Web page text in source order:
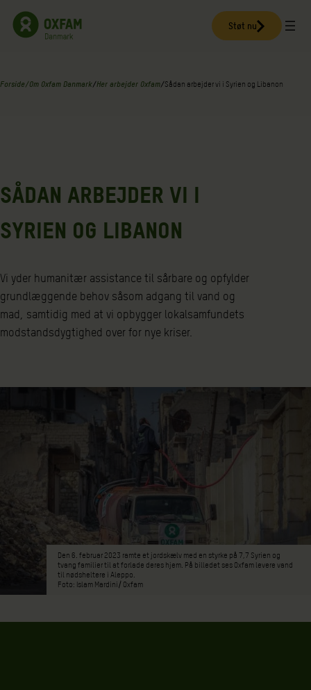
Spring
Støt nu
Forside/Om Oxfam Danmark/Her arbejder Oxfam/Sådan arbejder vi i Syrien og Libanon
SÅDAN ARBEJDER VI I
SYRIEN OG LIBANON
Vi yder humanitær assistance til sårbare og opfylder
grundlæggende behov såsom adgang til vand og
mad, samtidig med at vi opbygger lokalsamfundets
modstandsdygtighed over for nye kriser.
Den 6. februar 2023 ramte et jordskælv med en styrke på 7,7 Syrien og
tvang familier til at forlade deres hjem. På billedet ses Oxfam levere vand
til nødsheltere i Aleppo.
Foto: Islam Mardini/ Oxfam